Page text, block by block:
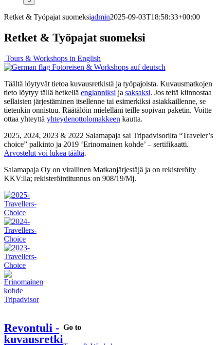
Retket & Työpajat suomeksiadmin2025-09-03T18:58:33+00:00
Retket & Työpajat suomeksi
Tours & Workshops in English
Fotoreisen & Workshops auf deutsch
Täältä löytyvät tietoa kuvausretkistä ja työpajoista. Kuvausmatkojen
tieto löytyy tällä hetkellä englanniksi ja saksaksi. Jos teitä kiinnostaa
sellaisten järjestäminen itsellenne tai esimerkiksi asiakkaillenne, se
tietenkin onnistuu. Räätälöin mielelläni teille sopivan paketin. Voitte
ottaa yhteyttä yhteydenottolomakkeen kautta.
2025, 2024, 2023 & 2022 Salamapaja sai Tripadvisorilta “Traveler’s
choice” palkinto ja 2019 ‘Erinomainen kohde’ – sertifikaatti.
Arvostelut voi lukea täältä.
Salamapaja Oy on virallinen Matkanjärjestäjä ja on rekisteröity
KKV:lla; rekisteröintitunnus on 908/19/Mj.
Revontuli -
kuvausretki
Go to